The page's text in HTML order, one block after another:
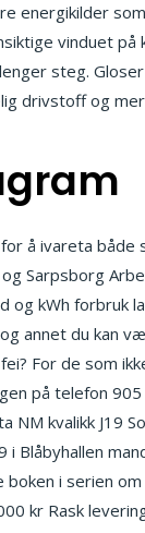
energikilder
vinduet på
steg.
drivstoff og
å ivareta både
Sarpsborg
kWh forbruk
annet du kan
For de som
på telefon
kvalikk J19
Blåbyhallen
i serien
kr Rask